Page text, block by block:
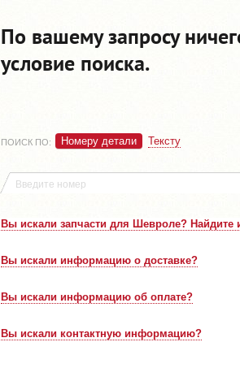
По вашему запросу
условие поиска.
ПОИСК ПО: Номеру детали Тексту
Вы искали запчасти для Шевроле? Найдите
Вы искали информацию о доставке?
Вы искали информацию об оплате?
Вы искали контактную информацию?